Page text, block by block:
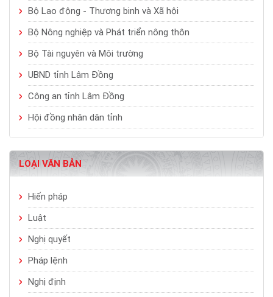
Bộ Lao động - Thương binh và Xã hội
Bộ Nông nghiệp và Phát triển nông thôn
Bộ Tài nguyên và Môi trường
UBND tỉnh Lâm Đồng
Công an tỉnh Lâm Đồng
Hội đồng nhân dân tỉnh
LOẠI VĂN BẢN
Hiến pháp
Luật
Nghị quyết
Pháp lệnh
Nghị định